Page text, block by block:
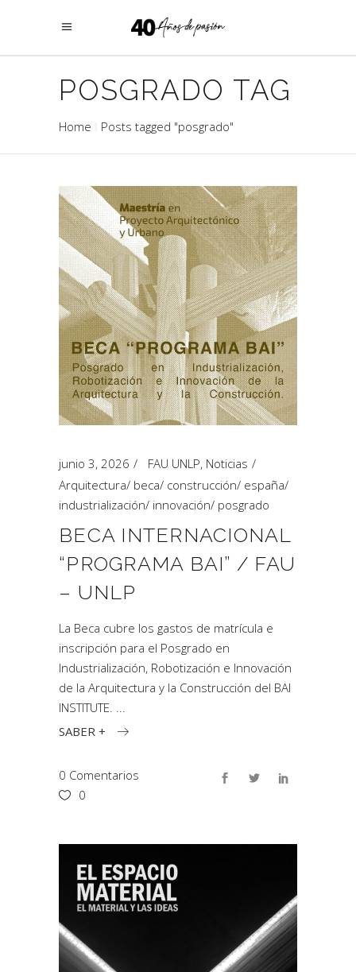
POSGRADO TAG
Home Posts tagged "posgrado"
junio 3, 2026 FAU UNLP, Noticias
Arquitectura/ beca/ construcción/ españa/
industrialización/ innovación/ posgrado
BECA INTERNACIONAL
“PROGRAMA BAI” / FAU
– UNLP
La Beca cubre los gastos de matrícula e
inscripción para el Posgrado en
Industrialización, Robotización e Innovación
de la Arquitectura y la Construcción del BAI
INSTITUTE.
SABER +
0 Comentarios
0